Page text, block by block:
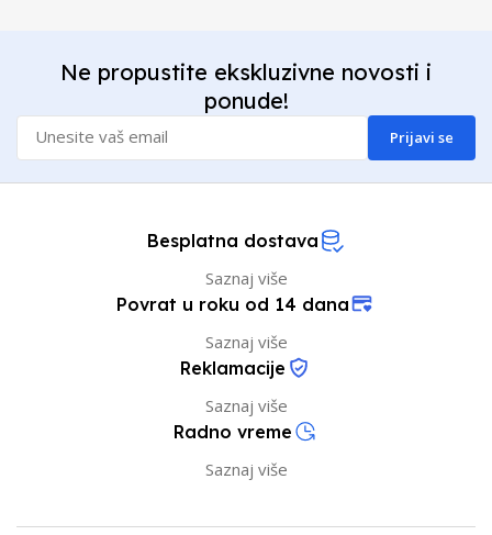
Ne propustite ekskluzivne novosti i
ponude!
Prijavi se
Besplatna dostava
Saznaj više
Povrat u roku od 14 dana
Saznaj više
Reklamacije
Saznaj više
Radno vreme
Saznaj više